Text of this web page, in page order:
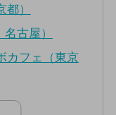
）
古屋）
カフェ（東京